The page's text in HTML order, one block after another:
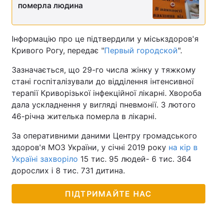
померла людина
Інформацію про це підтвердили у міськздоров'я
Кривого Рогу, передає "Первый городской".
Зазначається, що 29-го числа жінку у тяжкому
стані госпіталізували до відділення інтенсивної
терапії Криворізької інфекційної лікарні. Хвороба
дала ускладнення у вигляді пневмонії. 3 лютого
46-річна жителька померла в лікарні.
За оперативними даними Центру громадського
здоров'я МОЗ України, у січні 2019 року на кір в
Україні захворіло 15 тис. 95 людей- 6 тис. 364
дорослих і 8 тис. 731 дитина.
ПІДТРИМАЙТЕ НАС